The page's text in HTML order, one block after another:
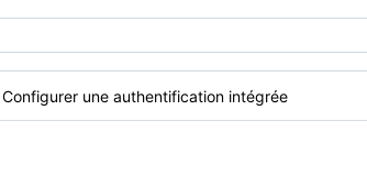
Configurer une authentification intégrée